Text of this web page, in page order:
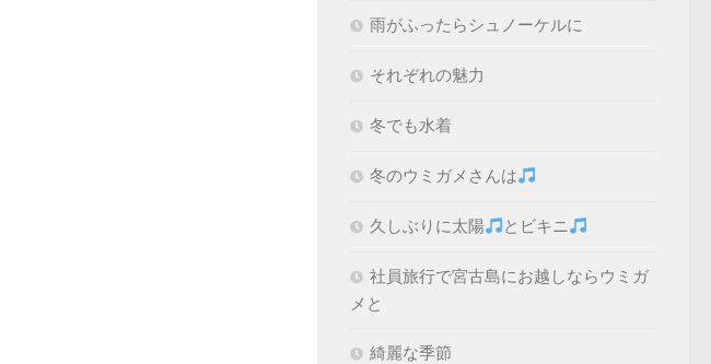
雨がふったらシュノーケルに
それぞれの魅力
冬でも水着
冬のウミガメさんは
久しぶりに太陽 とビキニ
社員旅行で宮古島にお越しならウミガ
メと
綺麗な季節